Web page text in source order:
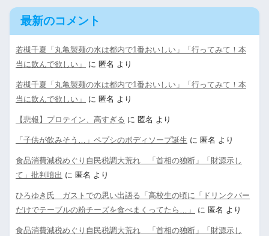
最新のコメント
若槻千夏「丸亀製麺の水は都内で1番おいしい」「行ってみて！本
当に飲んで欲しい」
に 匿名 より
若槻千夏「丸亀製麺の水は都内で1番おいしい」「行ってみて！本
当に飲んで欲しい」
に 匿名 より
【悲報】プロテイン、高すぎる に 匿名 より
「子供が飲みそう…」ペプシのボディソープ誕生 に 匿名 より
食品消費減税めぐり自民税調大荒れ 「首相の独断」「財源示し
て」批判噴出 に 匿名 より
ひろゆき氏 ガストでの思い出語る「高校生の頃に「ドリンクバー
だけでテーブルの粉チーズを食べまくってたら…」
に 匿名 より
食品消費減税めぐり自民税調大荒れ 「首相の独断」「財源示し